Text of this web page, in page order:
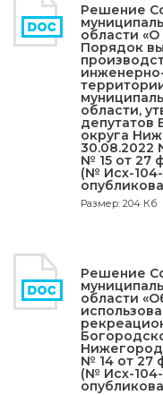
Решение
области
Порядок
области,
депутатов
округа
30.08.2022
№ 15 от 27
(№ Исх-104-
Размер: 204 Кб
Решение
области
№ 14 от 27
(№ Исх-104-